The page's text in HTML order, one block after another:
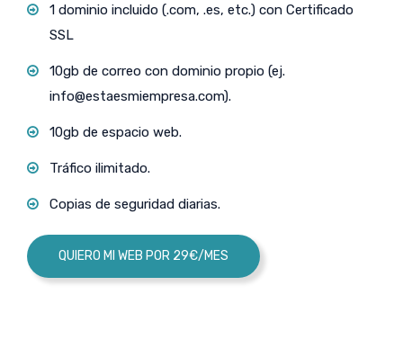
1 dominio incluido (.com, .es, etc.) con Certificado
SSL
10gb de correo con dominio propio (ej.
info@estaesmiempresa.com).
10gb de espacio web.
Tráfico ilimitado.
Copias de seguridad diarias.
QUIERO MI WEB POR 29€/MES